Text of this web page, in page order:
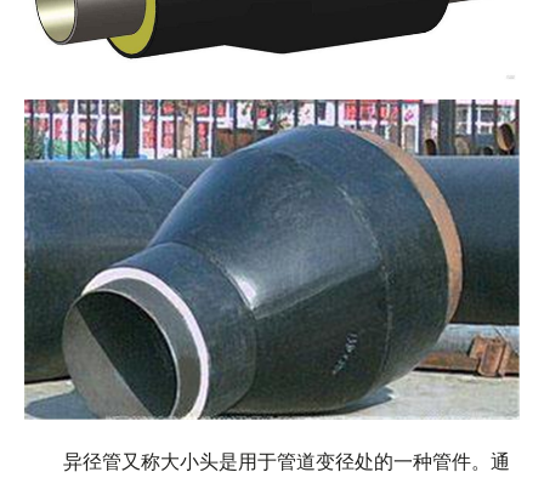
异径管又称大小头是用于管道变径处的一种管件。通